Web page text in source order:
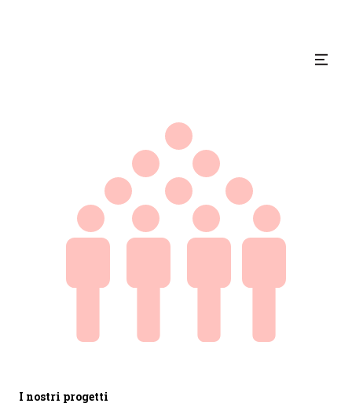
I nostri progetti